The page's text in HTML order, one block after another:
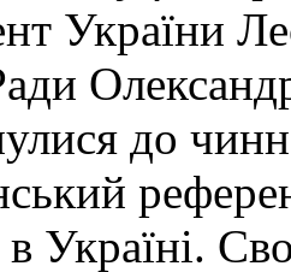
України
до
в Україні.